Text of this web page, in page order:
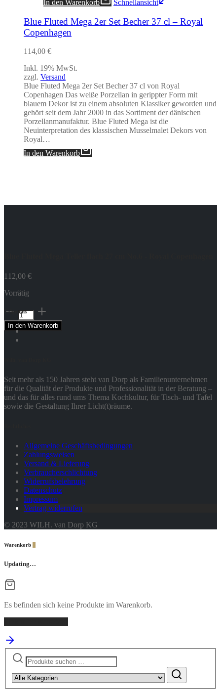
In den Warenkorb Schnellansicht
Blue Fluted Mega 2er Set Becher 37 cl – Royal
Copenhagen
114,00 €
Inkl. 19% MwSt.
zzgl. Versand
Blue Fluted Mega 2er Set Becher 37 cl von Royal
Copenhagen Das weiße Porzellan in gerippter Form mit
blauem Dekor ist zu einem absoluten Klassiker geworden und
gehört seit dem Jahr 2000 in das Sortiment der dänischen
Porzellanmanufaktur. Blue Fluted Mega ist die
Neuinterpretation des klassischen Musselmalet Dekors von
Royal…
In den Warenkorb
112,00 €
Vorrätig
Blue
Fluted
Mega
-
Royal
Copenhagen
Menge
In den Warenkorb
Folge uns
Seit mehr als 150 Jahren steht van Dorp als Familienunternehmen
für die Qualität der Produkte und Professionalität in der Beratung –
und das für alles rund ums Thema Kochkultur, für Tisch- und Tafel
sowie die Gestaltung Ihrer Licht(t)räume.
Allgemeine Geschäftsbedingungen
Zahlungsweisen
Versand & Lieferung
Verbraucherschlichtung
Widerrufsbelehrung
Datenschutz
Impressum
Vertrag widerrufen
© 2023 WILH. van Dorp KG
Warenkorb
Updating…
Es befinden sich keine Produkte im Warenkorb.
Suchen
nach: